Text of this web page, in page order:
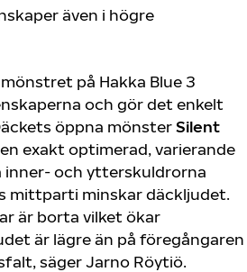
även i högre
på Hakka Blue 3
och gör det enkelt
öppna mönsterSilent
exakt optimerad, varierande
inner- och ytterskuldrorna
mittparti minskar däckljudet.
är borta vilket ökar
är lägre än på föregångaren
säger Jarno Röytiö.